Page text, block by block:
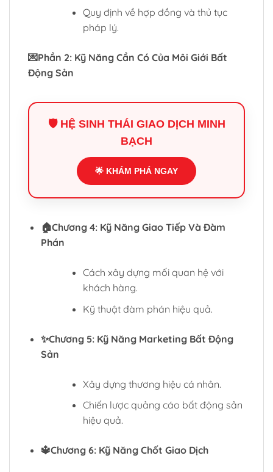
Quy định về hợp đồng và thủ tục
pháp lý.
💌Phần 2: Kỹ Năng Cần Có Của Môi Giới Bất
Động Sản
🛡️ HỆ SINH THÁI GIAO DỊCH MINH
BẠCH
🌟 KHÁM PHÁ NGAY
🏠Chương 4: Kỹ Năng Giao Tiếp Và Đàm
Phán
Cách xây dựng mối quan hệ với
khách hàng.
Kỹ thuật đàm phán hiệu quả.
✨Chương 5: Kỹ Năng Marketing Bất Động
Sản
Xây dựng thương hiệu cá nhân.
Chiến lược quảng cáo bất động sản
hiệu quả.
🔱Chương 6: Kỹ Năng Chốt Giao Dịch